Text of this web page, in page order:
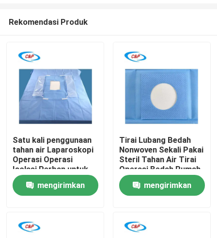
Rumah
video
Rekomendasi Produk
Satu kali penggunaan
tahan air Laparoskopi
Operasi Operasi
Isolasi Perban untuk
ruang operasi rumah
sakit
mengirimkan
Tirai Lubang Bedah
Nonwoven Sekali Pakai
Steril Tahan Air Tirai
Operasi Bedah Rumah
Sakit
mengirimkan